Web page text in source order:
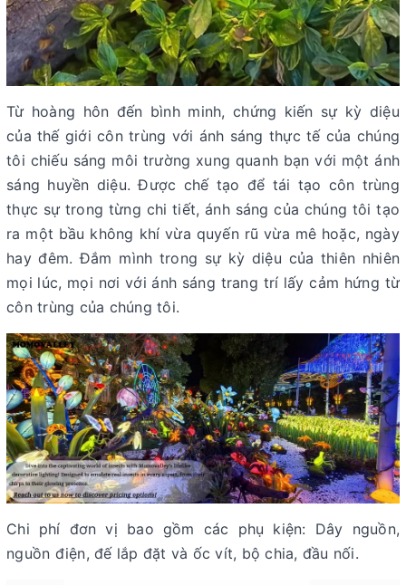
Từ hoàng hôn đến bình minh, chứng kiến sự kỳ diệu
của thế giới côn trùng với ánh sáng thực tế của chúng
tôi chiếu sáng môi trường xung quanh bạn với một ánh
sáng huyền diệu. Được chế tạo để tái tạo côn trùng
thực sự trong từng chi tiết, ánh sáng của chúng tôi tạo
ra một bầu không khí vừa quyến rũ vừa mê hoặc, ngày
hay đêm. Đắm mình trong sự kỳ diệu của thiên nhiên
mọi lúc, mọi nơi với ánh sáng trang trí lấy cảm hứng từ
côn trùng của chúng tôi.
Chi phí đơn vị bao gồm các phụ kiện: Dây nguồn,
nguồn điện, đế lắp đặt và ốc vít, bộ chia, đầu nối.